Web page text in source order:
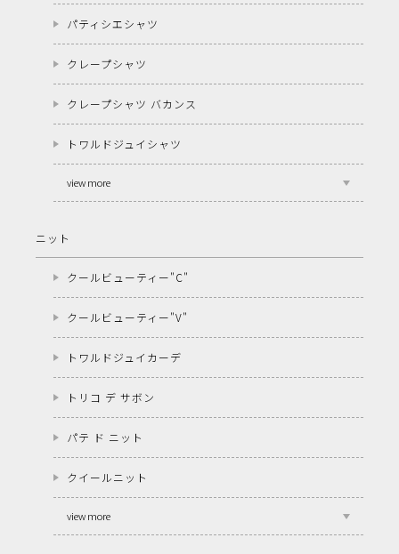
パティシエシャツ
クレープシャツ
クレープシャツ バカンス
トワルドジュイシャツ
view more
ニット
クールビューティー"C"
クールビューティー"V"
トワルドジュイカーデ
トリコ デ サボン
パテ ド ニット
クイールニット
view more